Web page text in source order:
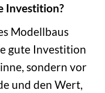
Investition?
Modellbaus
gute Investition
sondern vor
und den Wert,